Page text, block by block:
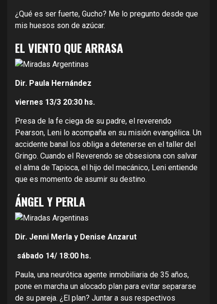
¿Qué es ser fuerte, Gucho? Me lo pregunto desde que
mis huesos son de azúcar.
EL VIENTO QUE ARRASA
Dir. Paula Hernández
viernes 13/3 20:30 hs.
Presa de la fe ciega de su padre, el reverendo
Pearson, Leni lo acompaña en su misión evangélica. Un
accidente banal los obliga a detenerse en el taller del
Gringo. Cuando el Reverendo se obsesiona con salvar
el alma de Tapioca, el hijo del mecánico, Leni entiende
que es momento de asumir su destino.
ÁNGEL Y PERLA
Dir. Jenni Merla y Denise Anzarut
sábado 14/ 18:00 hs.
Paula, una neurótica agente inmobiliaria de 35 años,
pone en marcha un alocado plan para evitar separarse
de su pareja. ¿El plan? Juntar a sus respectivos